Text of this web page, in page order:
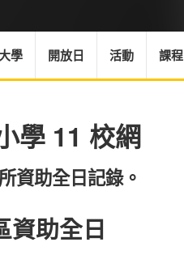
大學 開放日 活動 課程
學 11 校網
資助全日記錄。
資助全日